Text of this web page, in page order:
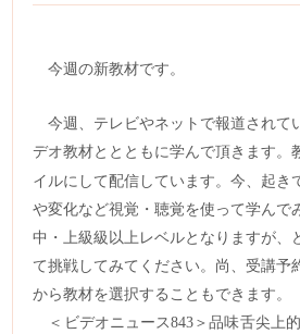
今週の新教材です。
今週、テレビやネットで報道されて
デオ教材ととともに学んで頂きます。
イルにして配信しています。今、起き
や変化など視覚・聴覚を使って学んで
中・上級級以上レベルとなりますが、
て挑戦してみてください。尚、受講予
から教材を選択することもできます。
＜ビデオニュース843＞品味舌尖上